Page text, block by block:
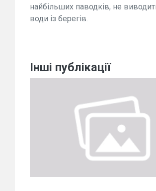
найбільших паводків, не
води із берегів.
Інші публікації